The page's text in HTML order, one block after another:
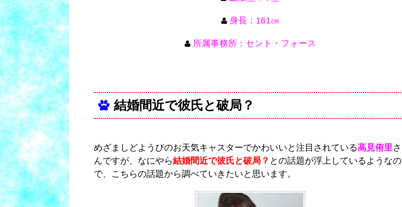
身長：161㎝
所属事務所：セント・フォース
結婚間近で彼氏と破局？
めざましどようびのお天気キャスターでかわいいと注目されている高見侑里さ
んですが、なにやら結婚間近で彼氏と破局？ との話題が浮上しているようなの
で、こちらの話題から調べていきたいと思います。